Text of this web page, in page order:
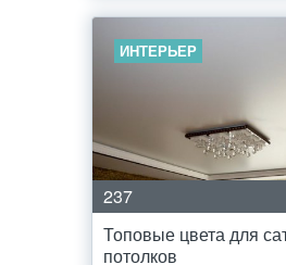
ИНТЕРЬЕР
237
Топовые цвета для
потолков